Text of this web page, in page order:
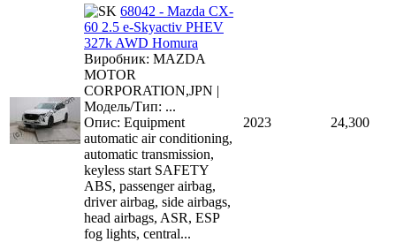
68042 - Mazda CX-
60 2.5 e-Skyactiv PHEV
327k AWD Homura
Виробник: MAZDA
MOTOR
CORPORATION,JPN |
Модель/Тип: ...
Опис: Equipment
automatic air conditioning,
automatic transmission,
keyless start SAFETY
ABS, passenger airbag,
driver airbag, side airbags,
head airbags, ASR, ESP
fog lights, central...
2023 24,300